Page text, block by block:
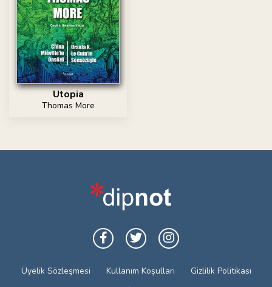
Utopia
Thomas More
Üyelik Sözleşmesi Kullanım Koşulları
Gizlilik Politikası